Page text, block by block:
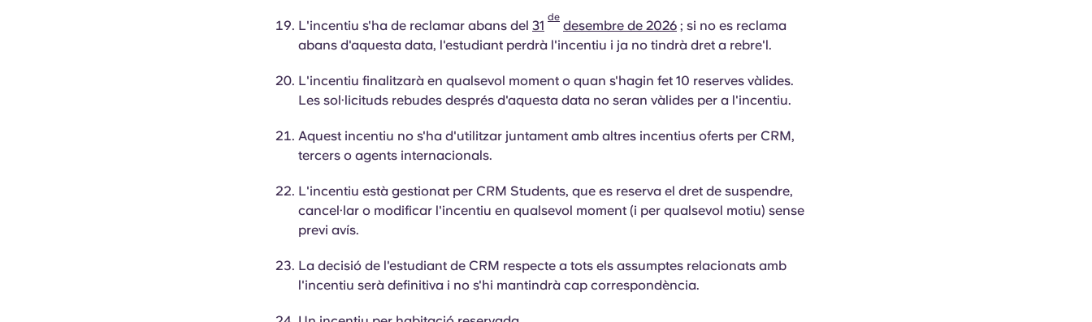
L'incentiu s'ha de reclamar abans del 31
de
desembre de 2026 ; si no es reclama
abans d'aquesta data, l'estudiant perdrà l'incentiu i ja no tindrà dret a rebre'l.
L'incentiu finalitzarà en qualsevol moment o quan s'hagin fet 10 reserves vàlides.
Les sol·licituds rebudes després d'aquesta data no seran vàlides per a l'incentiu.
Aquest incentiu no s'ha d'utilitzar juntament amb altres incentius oferts per CRM,
tercers o agents internacionals.
L'incentiu està gestionat per CRM Students, que es reserva el dret de suspendre,
cancel·lar o modificar l'incentiu en qualsevol moment (i per qualsevol motiu) sense
previ avís.
La decisió de l'estudiant de CRM respecte a tots els assumptes relacionats amb
l'incentiu serà definitiva i no s'hi mantindrà cap correspondència.